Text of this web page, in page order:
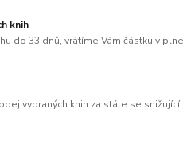
knih
do 33 dnů, vrátíme Vám částku v plné
vybraných knih za stále se snižující